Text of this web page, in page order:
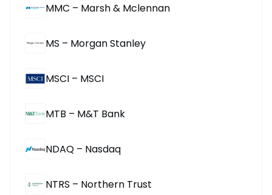
MMC – Marsh & Mclennan
MS – Morgan Stanley
MSCI – MSCI
MTB – M&T Bank
NDAQ – Nasdaq
NTRS – Northern Trust